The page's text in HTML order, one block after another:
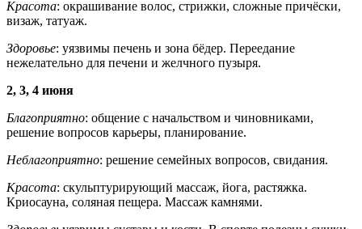
Красота: окрашивание волос, стрижки, сложные причёски,
визаж, татуаж.
Здоровье: уязвимы печень и зона бёдер. Переедание
нежелательно для печени и желчного пузыря.
2, 3, 4 июня
Благоприятно: общение с начальством и чиновниками,
решение вопросов карьеры, планирование.
Неблагоприятно: решение семейных вопросов, свидания.
Красота: скульптурирующий массаж, йога, растяжка.
Криосауна, соляная пещера. Массаж камнями.